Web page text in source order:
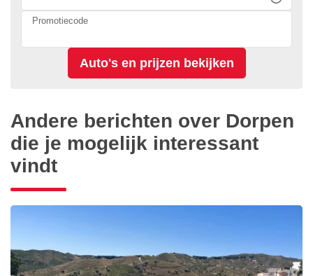
Promotiecode
Andere berichten over Dorpen
die je mogelijk interessant
vindt